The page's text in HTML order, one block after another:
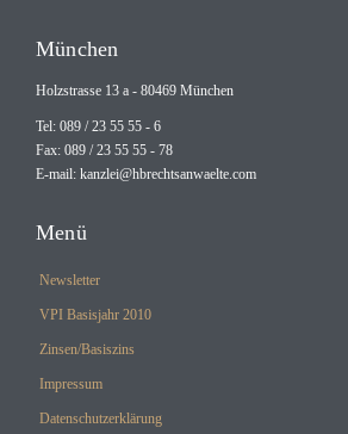
München
Holzstrasse 13 a - 80469 München
Tel: 089 / 23 55 55 - 6
Fax: 089 / 23 55 55 - 78
E-mail: kanzlei@hbrechtsanwaelte.com
Menü
Newsletter
VPI Basisjahr 2010
Zinsen/Basiszins
Impressum
Datenschutzerklärung